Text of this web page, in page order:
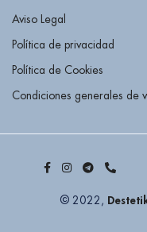
Aviso Legal
Política de privacidad
Política de Cookies
Condiciones generales de
© 2022,